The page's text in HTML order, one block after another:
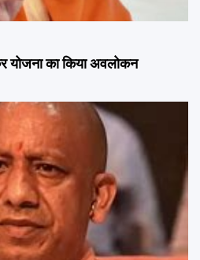
सीएम योगी ने एमएसएमई बुनकर योजना का किया अवलोकन